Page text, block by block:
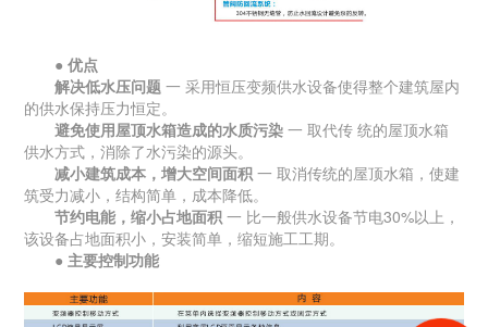
● 优点
解决低水压问题一 采用恒压变频供水设备使得整个建筑屋内
的供水保持压力恒定。
避免使用屋顶水箱造成的水质污染一 取代传 统的屋顶水箱
供水方式，消除了水污染的源头。
减小建筑成本，增大空间面积一 取消传统的屋顶水箱，使建
筑受力减小，结构简单，成本降低。
节约电能，缩小占地面积一 比一般供水设备节电30%以上，
该设备占地面积小，安装简单，缩短施工工期。
● 主要控制功能